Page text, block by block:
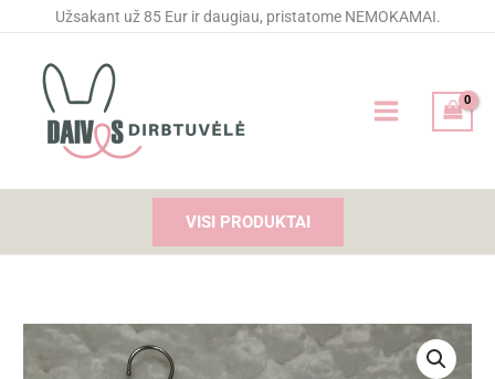
Užsakant už 85 Eur ir daugiau, pristatome NEMOKAMAI.
VISI PRODUKTAI
produkto